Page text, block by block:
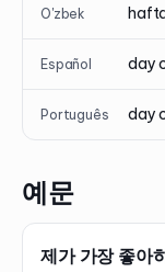
O'zbek
Español day
Português day
예문
제가 가장 좋아